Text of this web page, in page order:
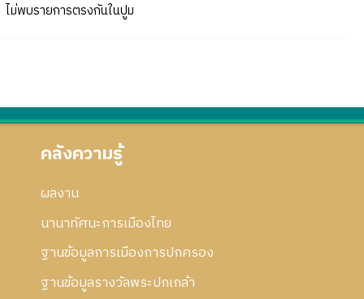
ไม่พบรายการตรงกันในปูม
คลังความรู้
ผลงาน
นานาทัศนะการเมืองไทย
ฐานข้อมูลการเมืองการปกครอง
ฐานข้อมูลรางวัลพระปกเกล้า